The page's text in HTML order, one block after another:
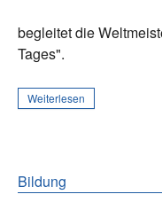
begleitet die
Tages".
Weiterlesen
Bildung